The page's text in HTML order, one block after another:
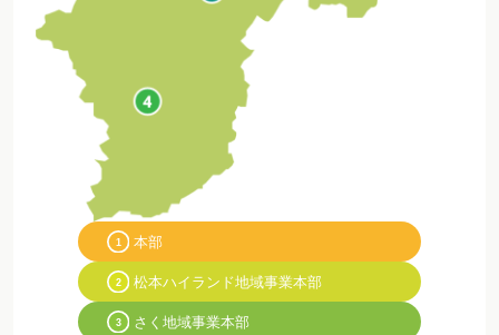
本部
松本ハイランド地域事業本部
さく地域事業本部